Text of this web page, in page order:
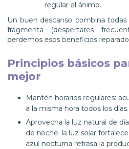
regular el ánimo.
Un buen descanso combina todas
fragmenta (despertares
perdemos esos beneficios
Principios básicos
mejor
Mantén horarios regulares:
a la misma hora todos los días.
Aprovecha la luz natural de
de noche: la luz solar
azul nocturna retrasa la